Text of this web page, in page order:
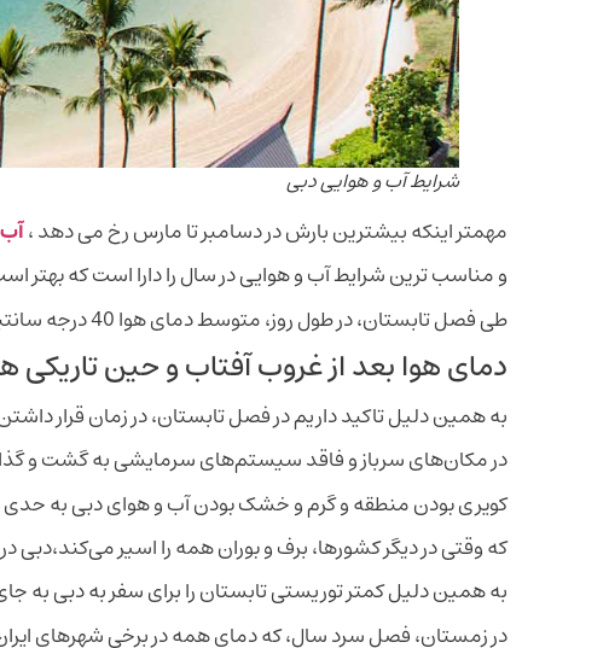
شرایط آب و هوایی دبی
مهمتر اینکه بیشترین بارش در دسامبر تا مارس رخ می دهد ،
و مناسب ترین شرایط آب و هوایی در سال را دارا است که بهتر
طی فصل تابستان، در طول روز، متوسط دمای هوا 40 درجه سانتیگراد است.
دمای هوا بعد از غروب آفتاب و حین تاریکی هوا، در این فصل،
به همین دلیل تاکید داریم در فصل تابستان، در زمان قرار
در مکان‌های سرباز و فاقد سیستم‌های سرمایشی به گشت و گذار
کویری بودن منطقه و گرم و خشک بودن آب و هوای دبی به
که وقتی در دیگر کشورها، برف و بوران همه را اسیر می‌کند،دبی
به همین دلیل کمتر توریستی تابستان را برای سفر به دبی به
در زمستان، فصل سرد سال، که دمای همه در برخی شهرهای